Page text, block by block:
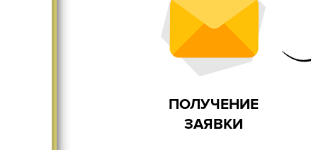
ПОЛУЧЕНИЕ
ЗАЯВКИ